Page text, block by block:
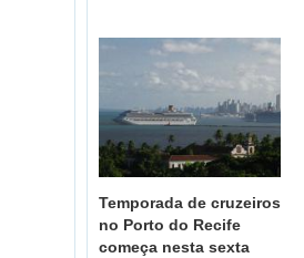
Temporada de cruzeiros
no Porto do Recife
começa nesta sexta